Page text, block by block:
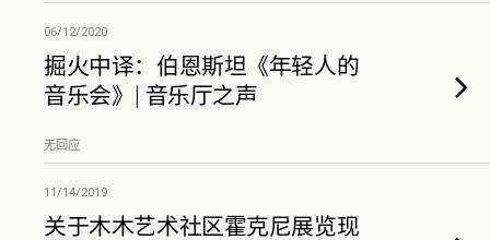
06/12/2020
掘火中译：伯恩斯坦《年轻人的
音乐会》| 音乐厅之声
无回应
11/14/2019
关于木木艺术社区霍克尼展览现